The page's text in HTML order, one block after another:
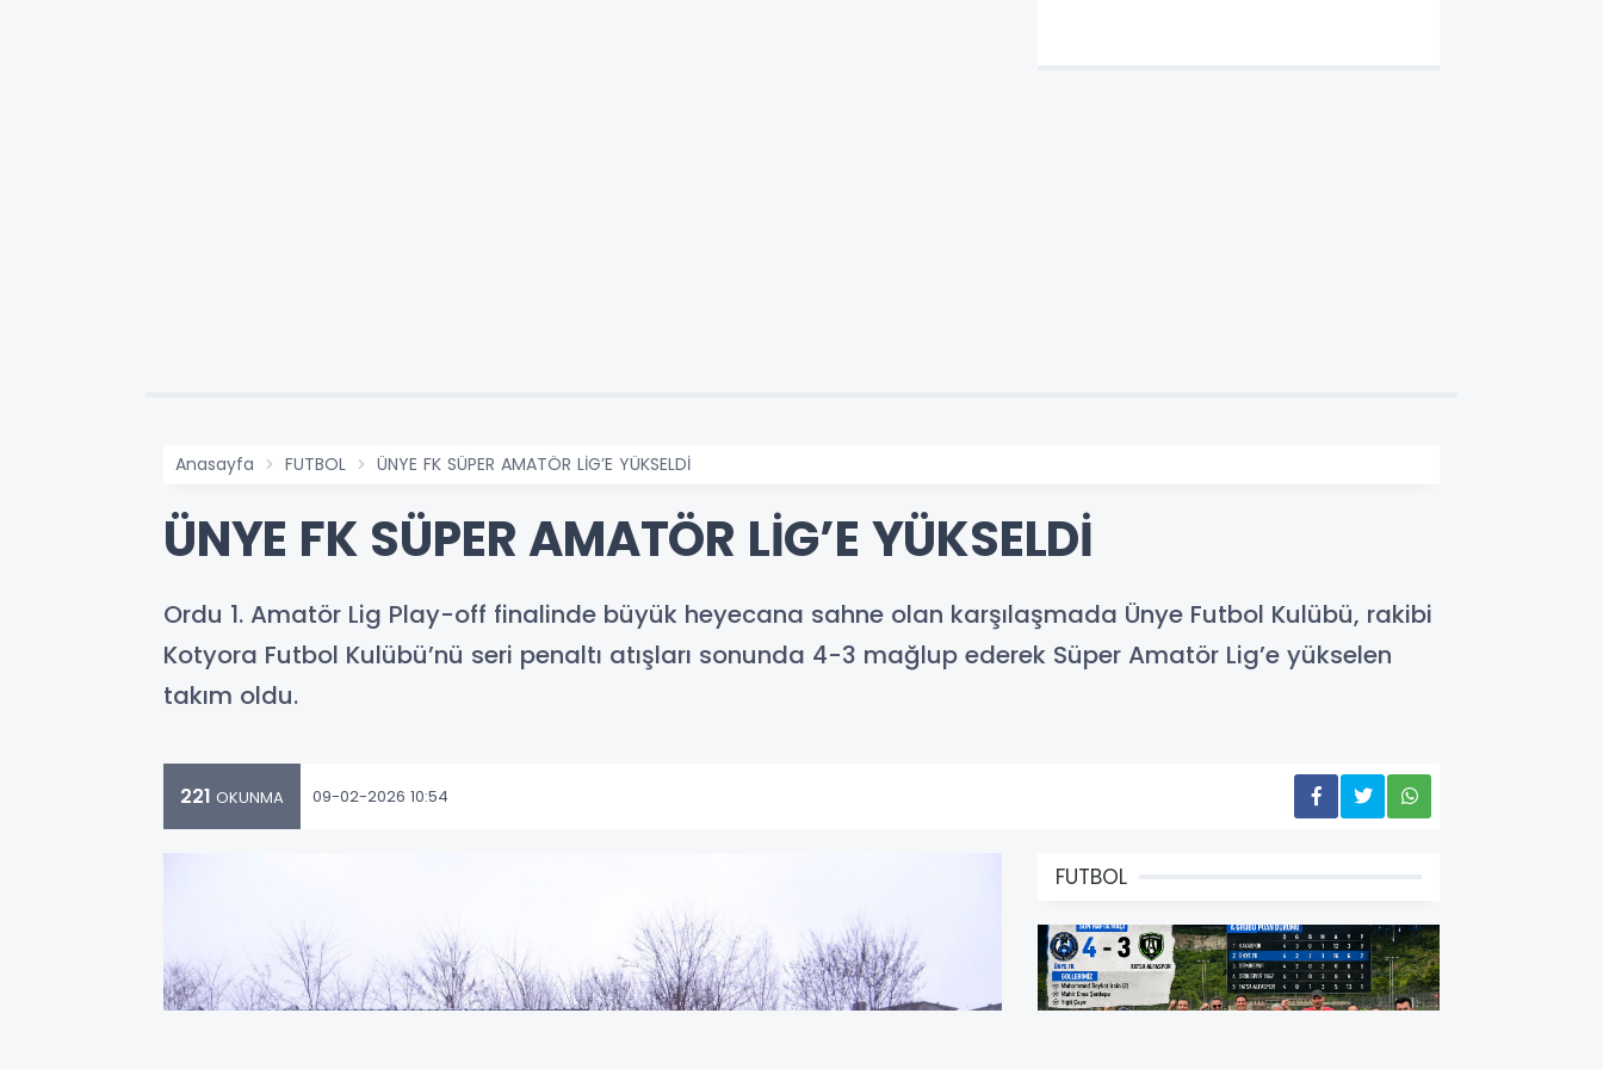
Anasayfa FUTBOL ÜNYE FK SÜPER AMATÖR LİG’E YÜKSELDİ
ÜNYE FK SÜPER AMATÖR LİG’E YÜKSELDİ
Ordu 1. Amatör Lig Play-off finalinde büyük heyecana sahne olan karşılaşmada Ünye Futbol Kulübü, rakibi
Kotyora Futbol Kulübü’nü seri penaltı atışları sonunda 4-3 mağlup ederek Süper Amatör Lig’e yükselen
takım oldu.
221 OKUNMA 09-02-2026 10:54
FUTBOL